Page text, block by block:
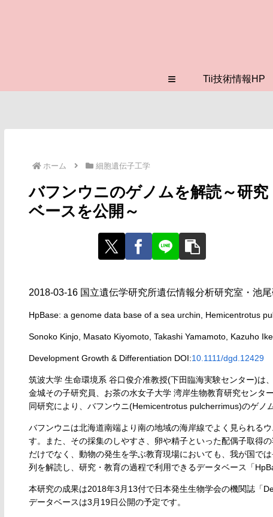
≡ Tii技術情報HP
ホーム 細胞遺伝子工学
バフンウニのゲノムを解読～研
ベースを公開～
2018-03-16 国立遺伝学研究所遺伝情報分析研究室・池
HpBase: a genome data base of a sea urchin, Hemicentrotus
Sonoko Kinjo, Masato Kiyomoto, Takashi Yamamoto, Kazuho
Development Growth & Differentiation DOI:10.1111/dgd.12429
筑波大学 生命環境系 谷口俊介准教授(下田臨海実験センター)は
金城その子研究員、お茶の水女子大学 湾岸生物教育研究セン
同研究により、バフンウニ(Hemicentrotus pulcherrimus)のゲノ
バフンウニは北海道南端より南の地域の海岸線でよく見られる
す。また、その採集のしやすさ、卵や精子といった配偶子取得
だけでなく、動物の発生を学ぶ教育現場においても、我が国で
列を解読し、研究・教育の過程で利用できるデータベース「
本研究の成果は2018年3月13付で日本発生生物学会の機関誌「
データベースは3月19日公開の予定です。